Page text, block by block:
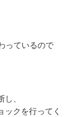
っているので
、
ックを行ってく